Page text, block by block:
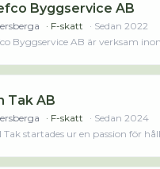
Byggservice AB
· F-skatt · Sedan 2022
Byggservice AB är verksam
Tak AB
· F-skatt · Sedan 2024
Tak startades ur en passion för
av tak, särskilt betong- och